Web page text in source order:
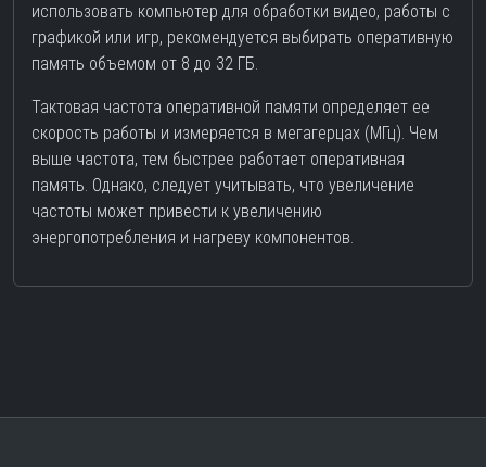
использовать компьютер для обработки видео, работы с
графикой или игр, рекомендуется выбирать оперативную
память объемом от 8 до 32 ГБ.
Тактовая частота оперативной памяти определяет ее
скорость работы и измеряется в мегагерцах (МГц). Чем
выше частота, тем быстрее работает оперативная
память. Однако, следует учитывать, что увеличение
частоты может привести к увеличению
энергопотребления и нагреву компонентов.